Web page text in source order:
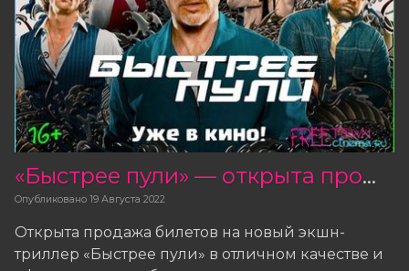
«Быстрее пули» — открыта продажа билетов
Опубликовано 19 Августа 2022
Открыта продажа билетов на новый экшн-
триллер «Быстрее пули» в отличном качестве и